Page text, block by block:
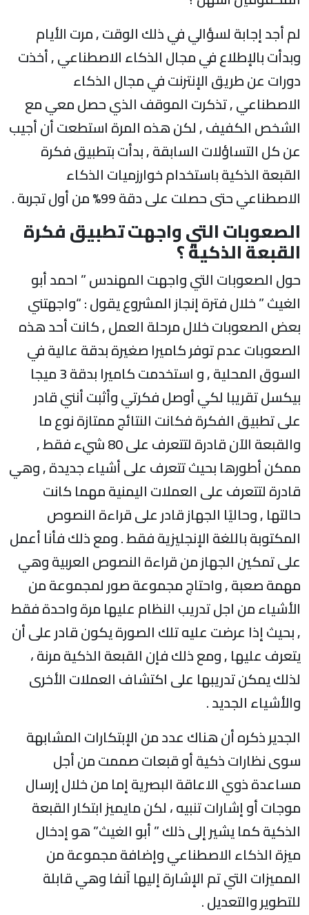
لم أجد إجابة لسؤالي في ذلك الوقت , مرت الأيام
وبدأت بالإطلاع في مجال الذكاء الاصطناعي , أخذت
دورات عن طريق الإنترنت في مجال الذكاء
الاصطناعي , تذكرت الموقف الذي حصل معي مع
الشخص الكفيف , لكن هذه المرة استطعت أن أجيب
عن كل التساؤلات السابقة , بدأت بتطبيق فكرة
القبعة الذكية باستخدام خوارزميات الذكاء
الاصطناعي حتى حصلت على دقة 99% من أول تجربة .
الصعوبات التي واجهت تطبيق فكرة
القبعة الذكية ؟
حول الصعوبات التي واجهت المهندس ” احمد أبو
الغيث ” خلال فترة إنجاز المشروع يقول : “واجهتني
بعض الصعوبات خلال مرحلة العمل , كانت أحد هذه
الصعوبات عدم توفر كاميرا صغيرة بدقة عالية في
السوق المحلية , و استخدمت كاميرا بدقة 3 ميجا
بيكسل تقريبا لكي أوصل فكرتي وأثبت أنني قادر
على تطبيق الفكرة فكانت النتائج ممتازة نوع ما
والقبعة الآن قادرة لتتعرف على 80 شيء فقط ,
ممكن أطورها بحيث تتعرف على أشياء جديدة , وهي
قادرة لتتعرف على العملات اليمنية مهما كانت
حالتها , وحاليًا الجهاز قادر على قراءة النصوص
المكتوبة باللغة الإنجليزية فقط . ومع ذلك فأنا أعمل
على تمكين الجهاز من قراءة النصوص العربية وهي
مهمة صعبة , واحتاج مجموعة صور لمجموعة من
الأشياء من اجل تدريب النظام عليها مرة واحدة فقط
, بحيث إذا عرضت عليه تلك الصورة يكون قادر على أن
يتعرف عليها , ومع ذلك فإن القبعة الذكية مرنة ،
لذلك يمكن تدريبها على اكتشاف العملات الأخرى
والأشياء الجديد .
الجدير ذكره أن هناك عدد من الإبتكارات المشابهة
سوى نظارات ذكية أو قبعات صممت من أجل
مساعدة ذوي الاعاقة البصرية إما من خلال إرسال
موجات أو إشارات تنبيه ، لكن مايميز ابتكار القبعة
الذكية كما يشير إلى ذلك ” أبو الغيث” هو إدخال
ميزة الذكاء الاصطناعي وإضافة مجموعة من
المميزات التي تم الإشارة إليها آنفا وهي قابلة
للتطوير والتعديل .